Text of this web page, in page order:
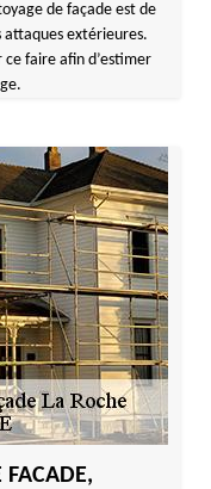
de façade est de
attaques extérieures.
faire afin d’estimer